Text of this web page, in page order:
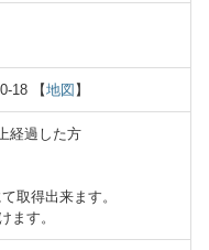
18 【地図】
経過した方
取得出来ます。
ます。